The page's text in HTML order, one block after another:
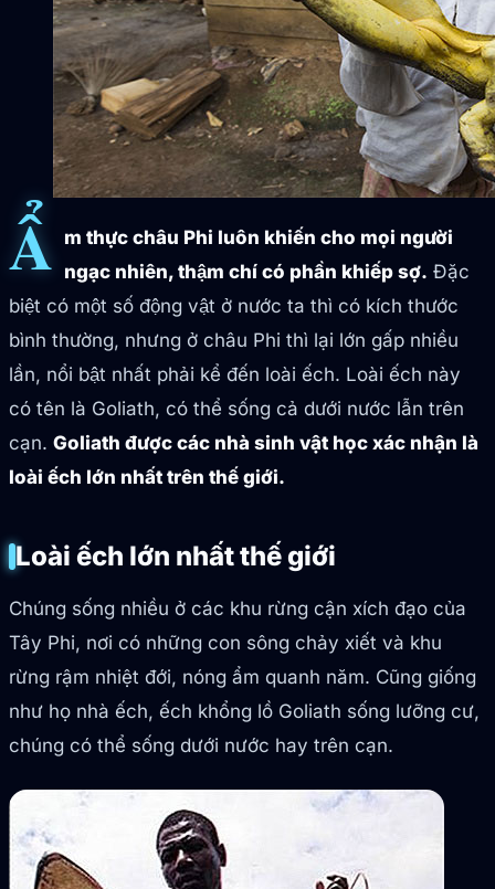
Ẩ m thực châu Phi luôn khiến cho mọi người
ngạc nhiên, thậm chí có phần khiếp sợ. Đặc
biệt có một số động vật ở nước ta thì có kích thước
bình thường, nhưng ở châu Phi thì lại lớn gấp nhiều
lần, nổi bật nhất phải kể đến loài ếch. Loài ếch này
có tên là Goliath, có thể sống cả dưới nước lẫn trên
cạn. Goliath được các nhà sinh vật học xác nhận là
loài ếch lớn nhất trên thế giới.
Loài ếch lớn nhất thế giới
Chúng sống nhiều ở các khu rừng cận xích đạo của
Tây Phi, nơi có những con sông chảy xiết và khu
rừng rậm nhiệt đới, nóng ẩm quanh năm. Cũng giống
như họ nhà ếch, ếch khổng lồ Goliath sống lưỡng cư,
chúng có thể sống dưới nước hay trên cạn.